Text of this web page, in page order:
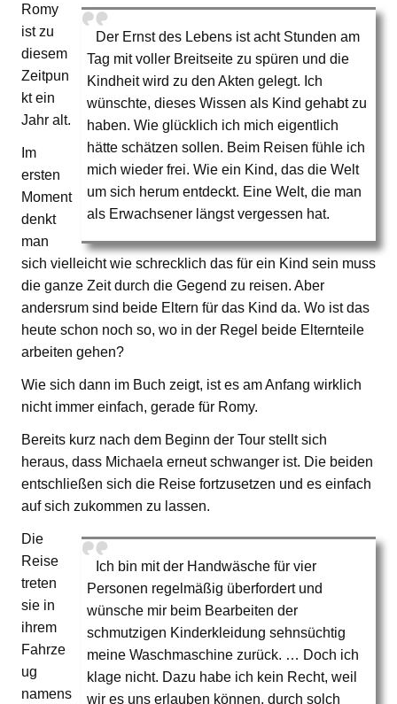
Der Ernst des Lebens ist acht Stunden am
Tag mit voller Breitseite zu spüren und die
Kindheit wird zu den Akten gelegt. Ich
wünschte, dieses Wissen als Kind gehabt zu
haben. Wie glücklich ich mich eigentlich
hätte schätzen sollen. Beim Reisen fühle ich
mich wieder frei. Wie ein Kind, das die Welt
um sich herum entdeckt. Eine Welt, die man
als Erwachsener längst vergessen hat.
Romy
ist zu
diesem
Zeitpun
kt ein
Jahr alt.
Im
ersten
Moment
denkt
man
sich vielleicht wie schrecklich das für ein Kind sein muss
die ganze Zeit durch die Gegend zu reisen. Aber
andersrum sind beide Eltern für das Kind da. Wo ist das
heute schon noch so, wo in der Regel beide Elternteile
arbeiten gehen?
Wie sich dann im Buch zeigt, ist es am Anfang wirklich
nicht immer einfach, gerade für Romy.
Bereits kurz nach dem Beginn der Tour stellt sich
heraus, dass Michaela erneut schwanger ist. Die beiden
entschließen sich die Reise fortzusetzen und es einfach
auf sich zukommen zu lassen.
Ich bin mit der Handwäsche für vier
Personen regelmäßig überfordert und
wünsche mir beim Bearbeiten der
schmutzigen Kinderkleidung sehnsüchtig
meine Waschmaschine zurück. … Doch ich
klage nicht. Dazu habe ich kein Recht, weil
wir es uns erlauben können, durch solch
Die
Reise
treten
sie in
ihrem
Fahrze
ug
namens